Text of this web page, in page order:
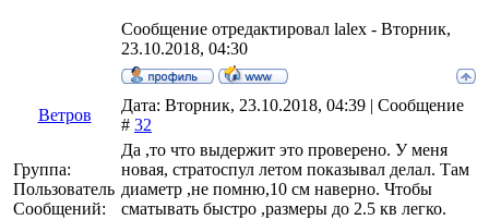
Сообщение отредактировал lalex - Вторник,
23.10.2018, 04:30
Ветров
Дата: Вторник, 23.10.2018, 04:39 | Сообщение
# 32
Группа:
Пользователь
Сообщений:
Да ,то что выдержит это проверено. У меня
новая, стратоспул летом показывал делал. Там
диаметр ,не помню,10 см наверно. Чтобы
сматывать быстро ,размеры до 2.5 кв легко.